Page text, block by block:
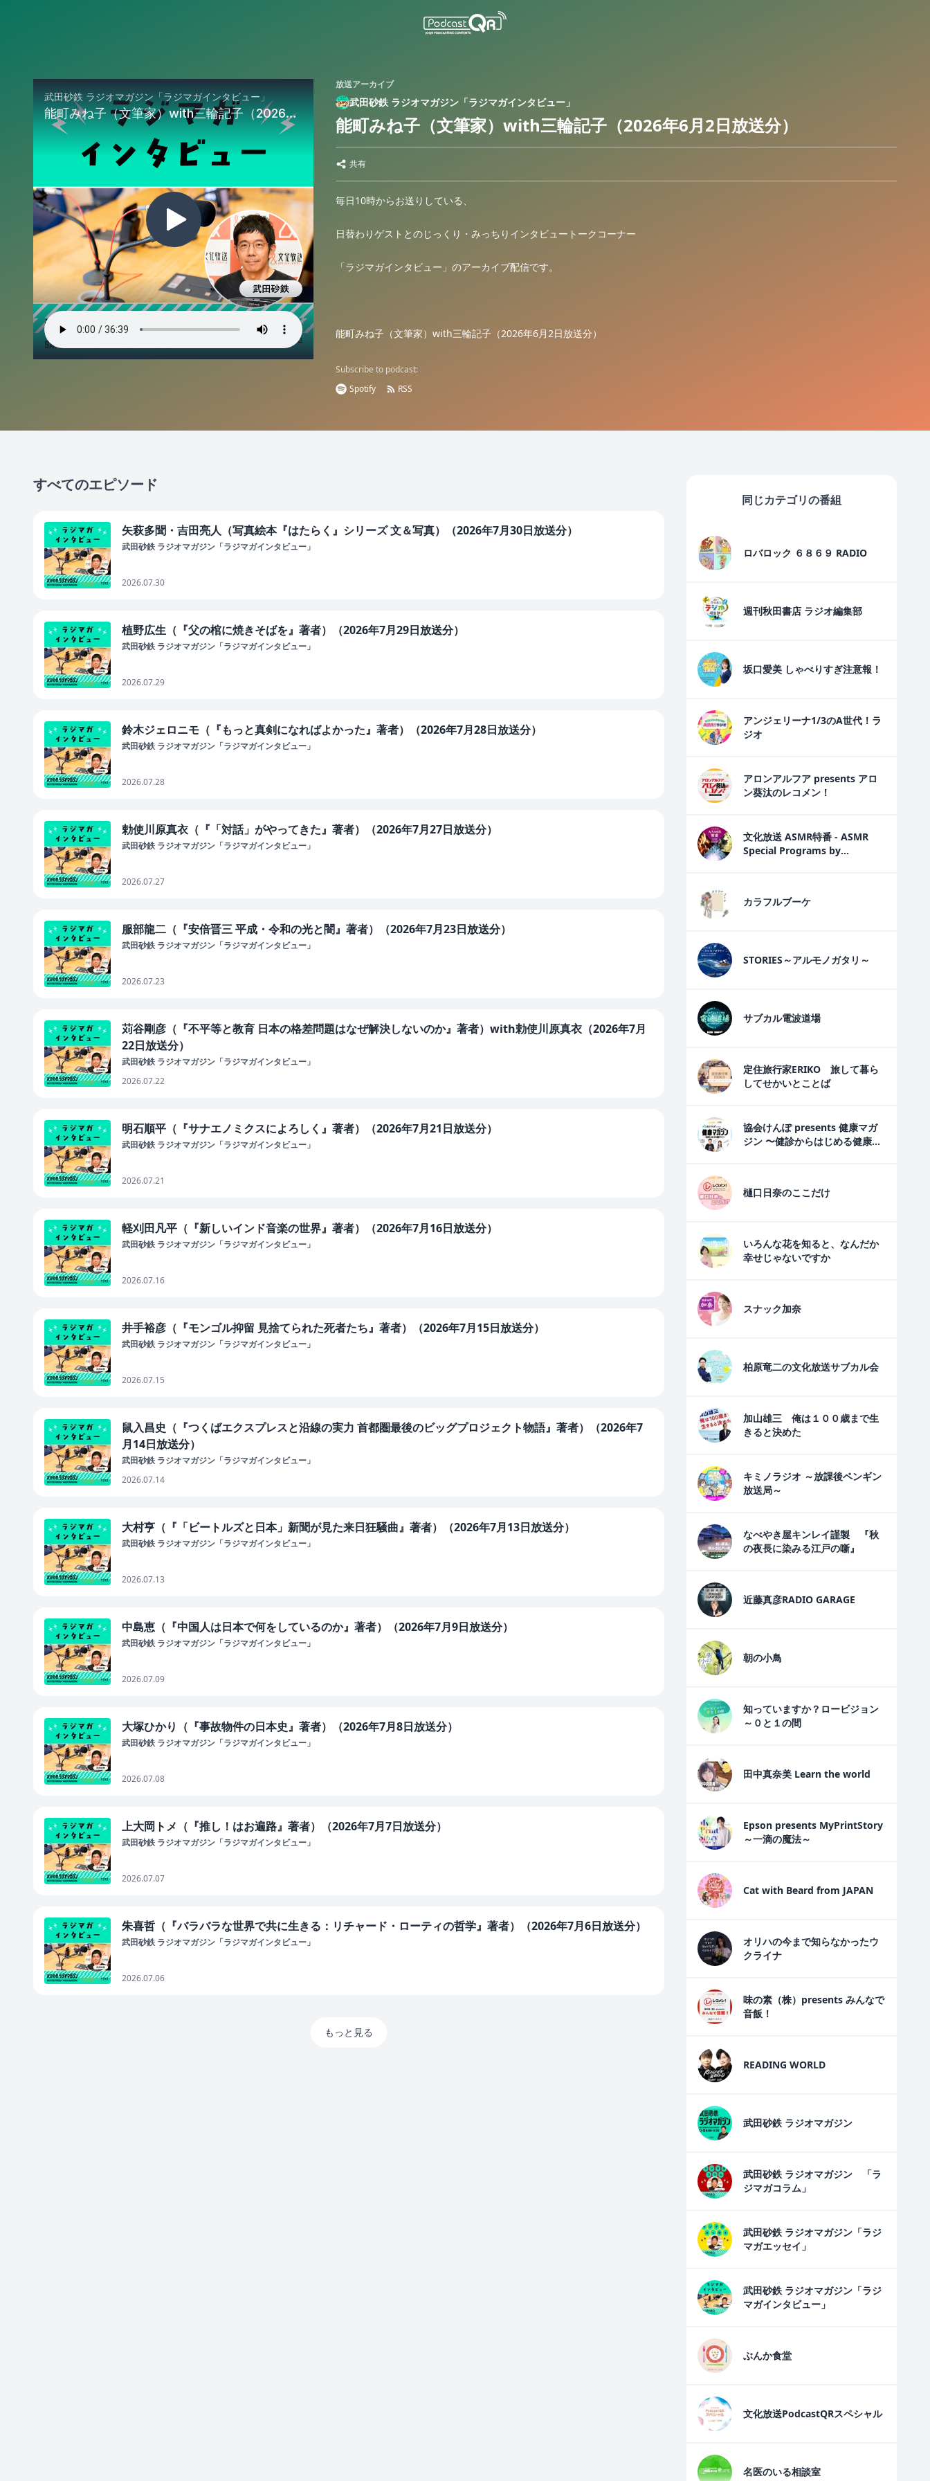
放送アーカイブ
武田砂鉄 ラジオマガジン「ラジマガインタビュー」
能町みね子（文筆家）with三輪記子（2026年6月2日放送分）
共有
毎日10時からお送りしている、
日替わりゲストとのじっくり・みっちりインタビュートークコーナー
「ラジマガインタビュー」のアーカイブ配信です。
能町みね子（文筆家）with三輪記子（2026年6月2日放送分）
Subscribe to podcast:
Spotify
RSS
すべてのエピソード
矢萩多聞・吉田亮人（写真絵本『はたらく』シリーズ 文＆写真）（2026年7月30日放送分）
武田砂鉄 ラジオマガジン「ラジマガインタビュー」
2026.07.30
植野広生（『父の棺に焼きそばを』著者）（2026年7月29日放送分）
武田砂鉄 ラジオマガジン「ラジマガインタビュー」
2026.07.29
鈴木ジェロニモ（『もっと真剣になればよかった』著者）（2026年7月28日放送分）
武田砂鉄 ラジオマガジン「ラジマガインタビュー」
2026.07.28
勅使川原真衣（『「対話」がやってきた』著者）（2026年7月27日放送分）
武田砂鉄 ラジオマガジン「ラジマガインタビュー」
2026.07.27
服部龍二（『安倍晋三 平成・令和の光と闇』著者）（2026年7月23日放送分）
武田砂鉄 ラジオマガジン「ラジマガインタビュー」
2026.07.23
苅谷剛彦（『不平等と教育 日本の格差問題はなぜ解決しないのか』著者）with勅使川原真衣（2026年7月
22日放送分）
武田砂鉄 ラジオマガジン「ラジマガインタビュー」
2026.07.22
明石順平（『サナエノミクスによろしく』著者）（2026年7月21日放送分）
武田砂鉄 ラジオマガジン「ラジマガインタビュー」
2026.07.21
軽刈田凡平（『新しいインド音楽の世界』著者）（2026年7月16日放送分）
武田砂鉄 ラジオマガジン「ラジマガインタビュー」
2026.07.16
井手裕彦（『モンゴル抑留 見捨てられた死者たち』著者）（2026年7月15日放送分）
武田砂鉄 ラジオマガジン「ラジマガインタビュー」
2026.07.15
鼠入昌史（『つくばエクスプレスと沿線の実力 首都圏最後のビッグプロジェクト物語』著者）（2026年7
月14日放送分）
武田砂鉄 ラジオマガジン「ラジマガインタビュー」
2026.07.14
大村亨（『「ビートルズと日本」新聞が見た来日狂騒曲』著者）（2026年7月13日放送分）
武田砂鉄 ラジオマガジン「ラジマガインタビュー」
2026.07.13
中島恵（『中国人は日本で何をしているのか』著者）（2026年7月9日放送分）
武田砂鉄 ラジオマガジン「ラジマガインタビュー」
2026.07.09
大塚ひかり（『事故物件の日本史』著者）（2026年7月8日放送分）
武田砂鉄 ラジオマガジン「ラジマガインタビュー」
2026.07.08
上大岡トメ（『推し！はお遍路』著者）（2026年7月7日放送分）
武田砂鉄 ラジオマガジン「ラジマガインタビュー」
2026.07.07
朱喜哲（『バラバラな世界で共に生きる：リチャード・ローティの哲学』著者）（2026年7月6日放送分）
武田砂鉄 ラジオマガジン「ラジマガインタビュー」
2026.07.06
もっと見る
同じカテゴリの番組
ロバロック ６８６９ RADIO
週刊秋田書店 ラジオ編集部
坂口愛美 しゃべりすぎ注意報！
アンジェリーナ1/3のA世代！ラ
ジオ
アロンアルフア presents アロ
ン葵汰のレコメン！
文化放送 ASMR特番 - ASMR
Special Programs by
カラフルブーケ
STORIES～アルモノガタリ～
サブカル電波道場
定住旅行家ERIKO 旅して暮ら
してせかいとことば
協会けんぽ presents 健康マガ
ジン 〜健診からはじめる健康づ
樋口日奈のここだけ
いろんな花を知ると、なんだか
幸せじゃないですか
スナック加奈
柏原竜二の文化放送サブカル会
加山雄三 俺は１００歳まで生
きると決めた
キミノラジオ ～放課後ペンギン
放送局～
なべやき屋キンレイ謹製 『秋
の夜長に染みる江戸の噺』
近藤真彦RADIO GARAGE
朝の小鳥
知っていますか？ロービジョン
～０と１の間
田中真奈美 Learn the world
Epson presents MyPrintStory
～一滴の魔法～
Cat with Beard from JAPAN
オリハの今まで知らなかったウ
クライナ
味の素（株）presents みんなで
音飯！
READING WORLD
武田砂鉄 ラジオマガジン
武田砂鉄 ラジオマガジン 「ラ
ジマガコラム」
武田砂鉄 ラジオマガジン「ラジ
マガエッセイ」
武田砂鉄 ラジオマガジン「ラジ
マガインタビュー」
ぶんか食堂
文化放送PodcastQRスペシャル
名医のいる相談室